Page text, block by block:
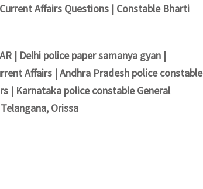
Affairs Questions | Constable Bharti
| Delhi police paper samanya gyan |
Affairs | Andhra Pradesh police constable
| Karnataka police constable General
Orissa